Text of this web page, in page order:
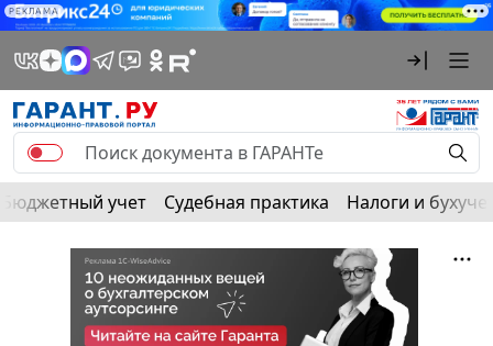
РЕКЛАМА
Бюджетный учет Судебная практика Налоги и